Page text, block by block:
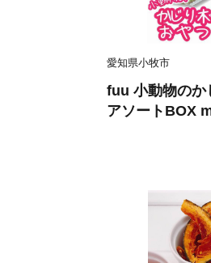
愛知県小牧市
fuu 小動物の
アソートBOX